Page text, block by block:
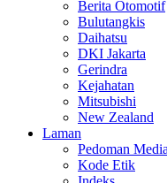
Berita Otomotif
Bulutangkis
Daihatsu
DKI Jakarta
Gerindra
Kejahatan
Mitsubishi
New Zealand
Laman
Pedoman
Kode Etik